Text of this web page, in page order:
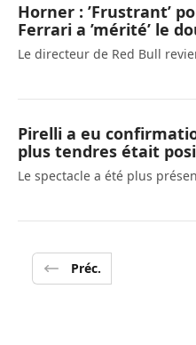
Horner : ’Frustrant’
Ferrari a ’mérité’ le
Le directeur de Red Bull
Pirelli a eu
plus tendres était
Le spectacle a été plus
Préc.